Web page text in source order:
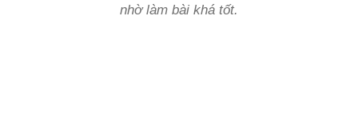
nhờ làm bài khá tốt.